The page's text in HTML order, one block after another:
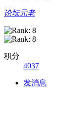
论坛元老
积分
4037
发消息